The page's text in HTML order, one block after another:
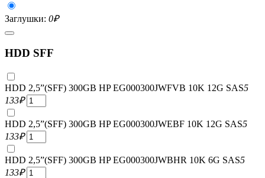
Заглушки: 0₽
HDD SFF
HDD 2,5”(SFF) 300GB HP EG000300JWFVB 10K 12G SAS5
133₽
HDD 2,5”(SFF) 300GB HP EG000300JWEBF 10K 12G SAS5
133₽
HDD 2,5”(SFF) 300GB HP EG000300JWBHR 10K 6G SAS5
133₽